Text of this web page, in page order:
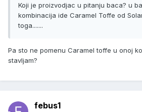
Koji je proizvodjac u pitanju baca? u
kombinacija ide Caramel Toffe od
toga.......
Pa sto ne pomenu Caramel toffe u onoj
stavljam?
febus1